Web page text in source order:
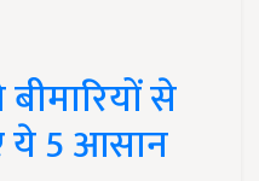
से
ये 5 आसान